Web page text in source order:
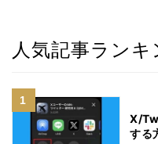
人気記事ランキ
X/
する